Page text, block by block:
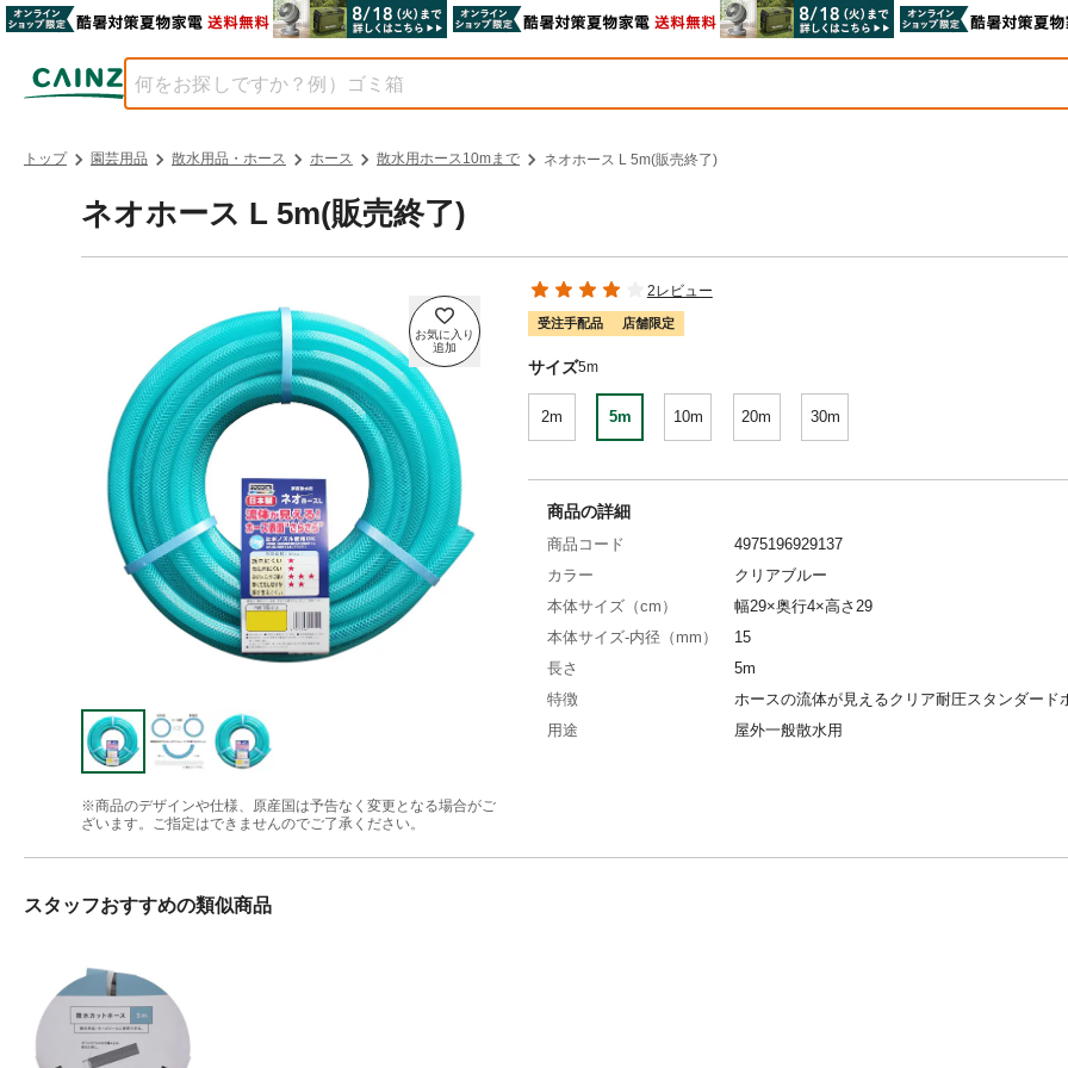
トップ 園芸用品 散水用品・ホース ホース 散水用ホース10mまで ネオホース L 5m(販売終了)
ネオホース L 5m(販売終了)
※商品のデザインや仕様、原産国は予告なく変更となる場合がご
ざいます。ご指定はできませんのでご了承ください。
2レビュー
受注手配品 店舗限定
サイズ5m
2m 5m 10m 20m 30m
商品の詳細
商品コード
4975196929137
カラー
クリアブルー
本体サイズ（cm）
幅29×奥行4×高さ29
本体サイズ-内径（mm）
15
長さ
5m
特徴
ホースの流体が見えるクリア耐圧スタンダード
用途
屋外一般散水用
スタッフおすすめの類似商品